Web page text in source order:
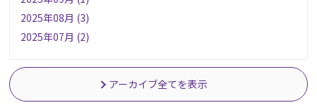
2025年08月 (3)
2025年07月 (2)
アーカイブ全てを表示